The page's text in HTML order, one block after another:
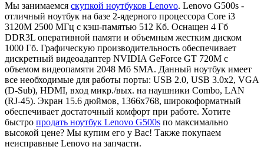
Мы занимаемся скупкой ноутбуков Lenovo. Lenovo G500s -
отличный ноутбук на базе 2-ядерного процессора Core i3
3120M 2500 МГц с кэш-памятью 512 Кб. Оснащен 4 Гб
DDR3L оперативной памяти и объемным жестким диском
1000 Гб. Графическую производительность обеспечивает
дискретный видеоадаптер NVIDIA GeForce GT 720M с
объемом видеопамяти 2048 Мб SMA. Данный ноутбук имеет
все необходимые для работы порты: USB 2.0, USB 3.0x2, VGA
(D-Sub), HDMI, вход микр./вых. на наушники Combo, LAN
(RJ-45). Экран 15.6 дюймов, 1366x768, широкоформатный
обеспечивает достаточный комфорт при работе. Хотите
быстро продать ноутбук Lenovo G500s по максимально
высокой цене? Мы купим его у Вас! Также покупаем
неисправные Lenovo на запчасти.